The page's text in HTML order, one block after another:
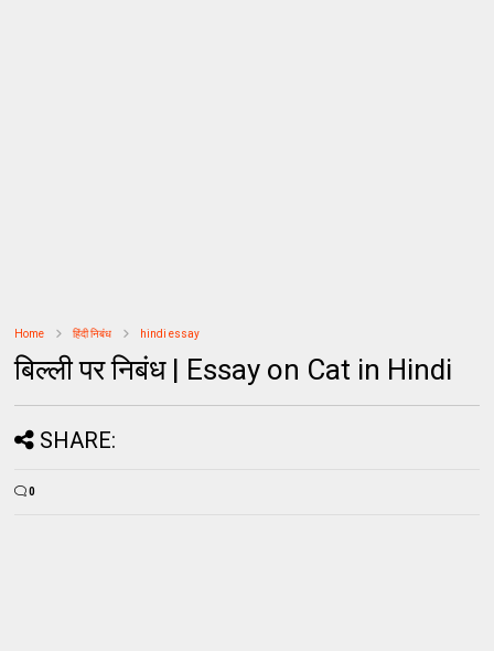
Home हिंदी निबंध hindi essay
बिल्ली पर निबंध | Essay on Cat in Hindi
SHARE:
0